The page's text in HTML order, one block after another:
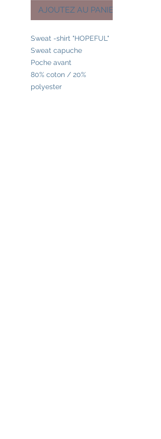
AJOUTEZ AU PANIER
Sweat -shirt "HOPEFUL"
Sweat capuche
Poche avant
80% coton / 20%
polyester